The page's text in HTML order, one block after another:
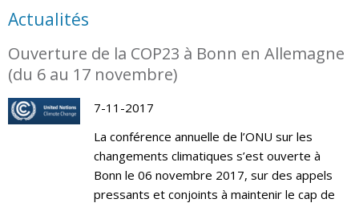
Actualités
Ouverture de la COP23 à Bonn en Allemagne
(du 6 au 17 novembre)
7-11-2017
La conférence annuelle de l’ONU sur les
changements climatiques s’est ouverte à
Bonn le 06 novembre 2017, sur des appels
pressants et conjoints à maintenir le cap de